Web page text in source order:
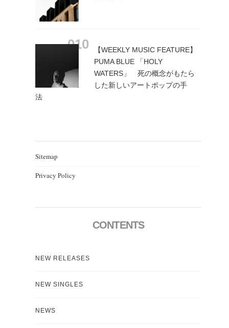
【WEEKLY MUSIC FEATURE】
PUMA BLUE 「HOLY
WATERS」 死の概念がもたら
した新しいアートポップの手
法
Sitemap
Privacy Policy
CONTENTS
NEW RELEASES
NEW SINGLES
NEWS